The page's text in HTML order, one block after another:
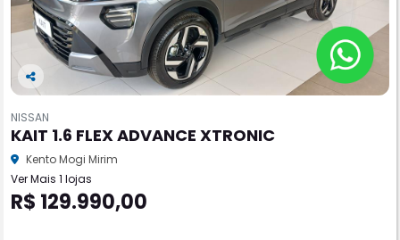
Co
pa
rtil
he
NISSAN
KAIT 1.6 FLEX ADVANCE XTRONIC
Kento Mogi Mirim
Ver Mais 1 lojas
R$ 129.990,00